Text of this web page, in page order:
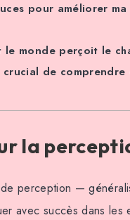
pour améliorer
le monde perçoit le
de
la
perception —
avec succès dans les